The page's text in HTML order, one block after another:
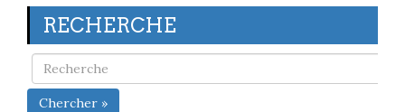
RECHERCHE
Chercher »